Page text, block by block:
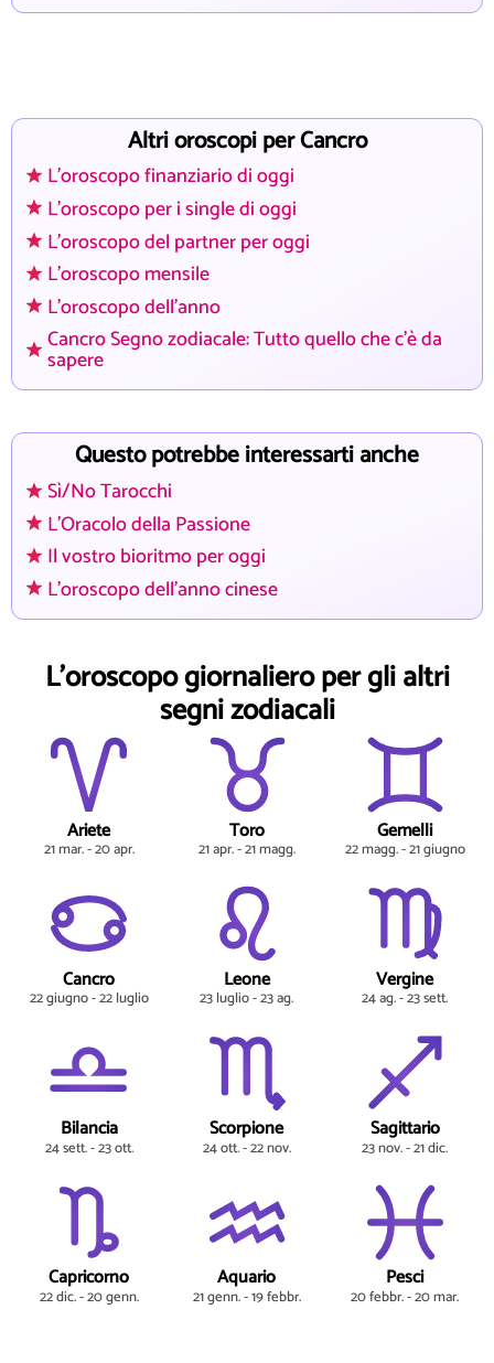
Altri oroscopi per Cancro
L'oroscopo finanziario di oggi
L'oroscopo per i single di oggi
L'oroscopo del partner per oggi
L'oroscopo mensile
L'oroscopo dell'anno
Cancro Segno zodiacale: Tutto quello che c'è da
sapere
Questo potrebbe interessarti anche
Sì/No Tarocchi
L'Oracolo della Passione
Il vostro bioritmo per oggi
L'oroscopo dell'anno cinese
L'oroscopo giornaliero per gli altri
segni zodiacali
Ariete
21 mar. - 20 apr.
Toro
21 apr. - 21 magg.
Gemelli
22 magg. - 21 giugno
Cancro
22 giugno - 22 luglio
Leone
23 luglio - 23 ag.
Vergine
24 ag. - 23 sett.
Bilancia
24 sett. - 23 ott.
Scorpione
24 ott. - 22 nov.
Sagittario
23 nov. - 21 dic.
Capricorno
22 dic. - 20 genn.
Aquario
21 genn. - 19 febbr.
Pesci
20 febbr. - 20 mar.